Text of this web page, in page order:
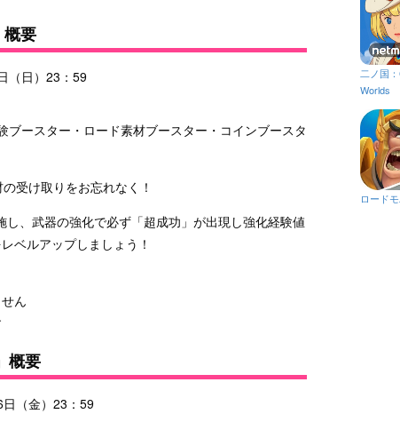
概要
（日）23：59
ースター・ロード素材ブースター・コインブースタ
受け取りをお忘れなく！
、武器の強化で必ず「超成功」が出現し強化経験値
ベルアップしましょう！
ん
概要
（金）23：59
二ノ国
Worlds
ロード